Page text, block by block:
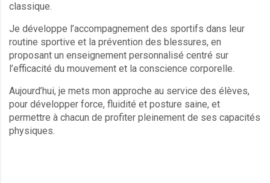
classique.
Je développe l’accompagnement des sportifs dans leur
routine sportive et la prévention des blessures, en
proposant un enseignement personnalisé centré sur
l’efficacité du mouvement et la conscience corporelle.
Aujourd’hui, je mets mon approche au service des élèves,
pour développer force, fluidité et posture saine, et
permettre à chacun de profiter pleinement de ses capacités
physiques.